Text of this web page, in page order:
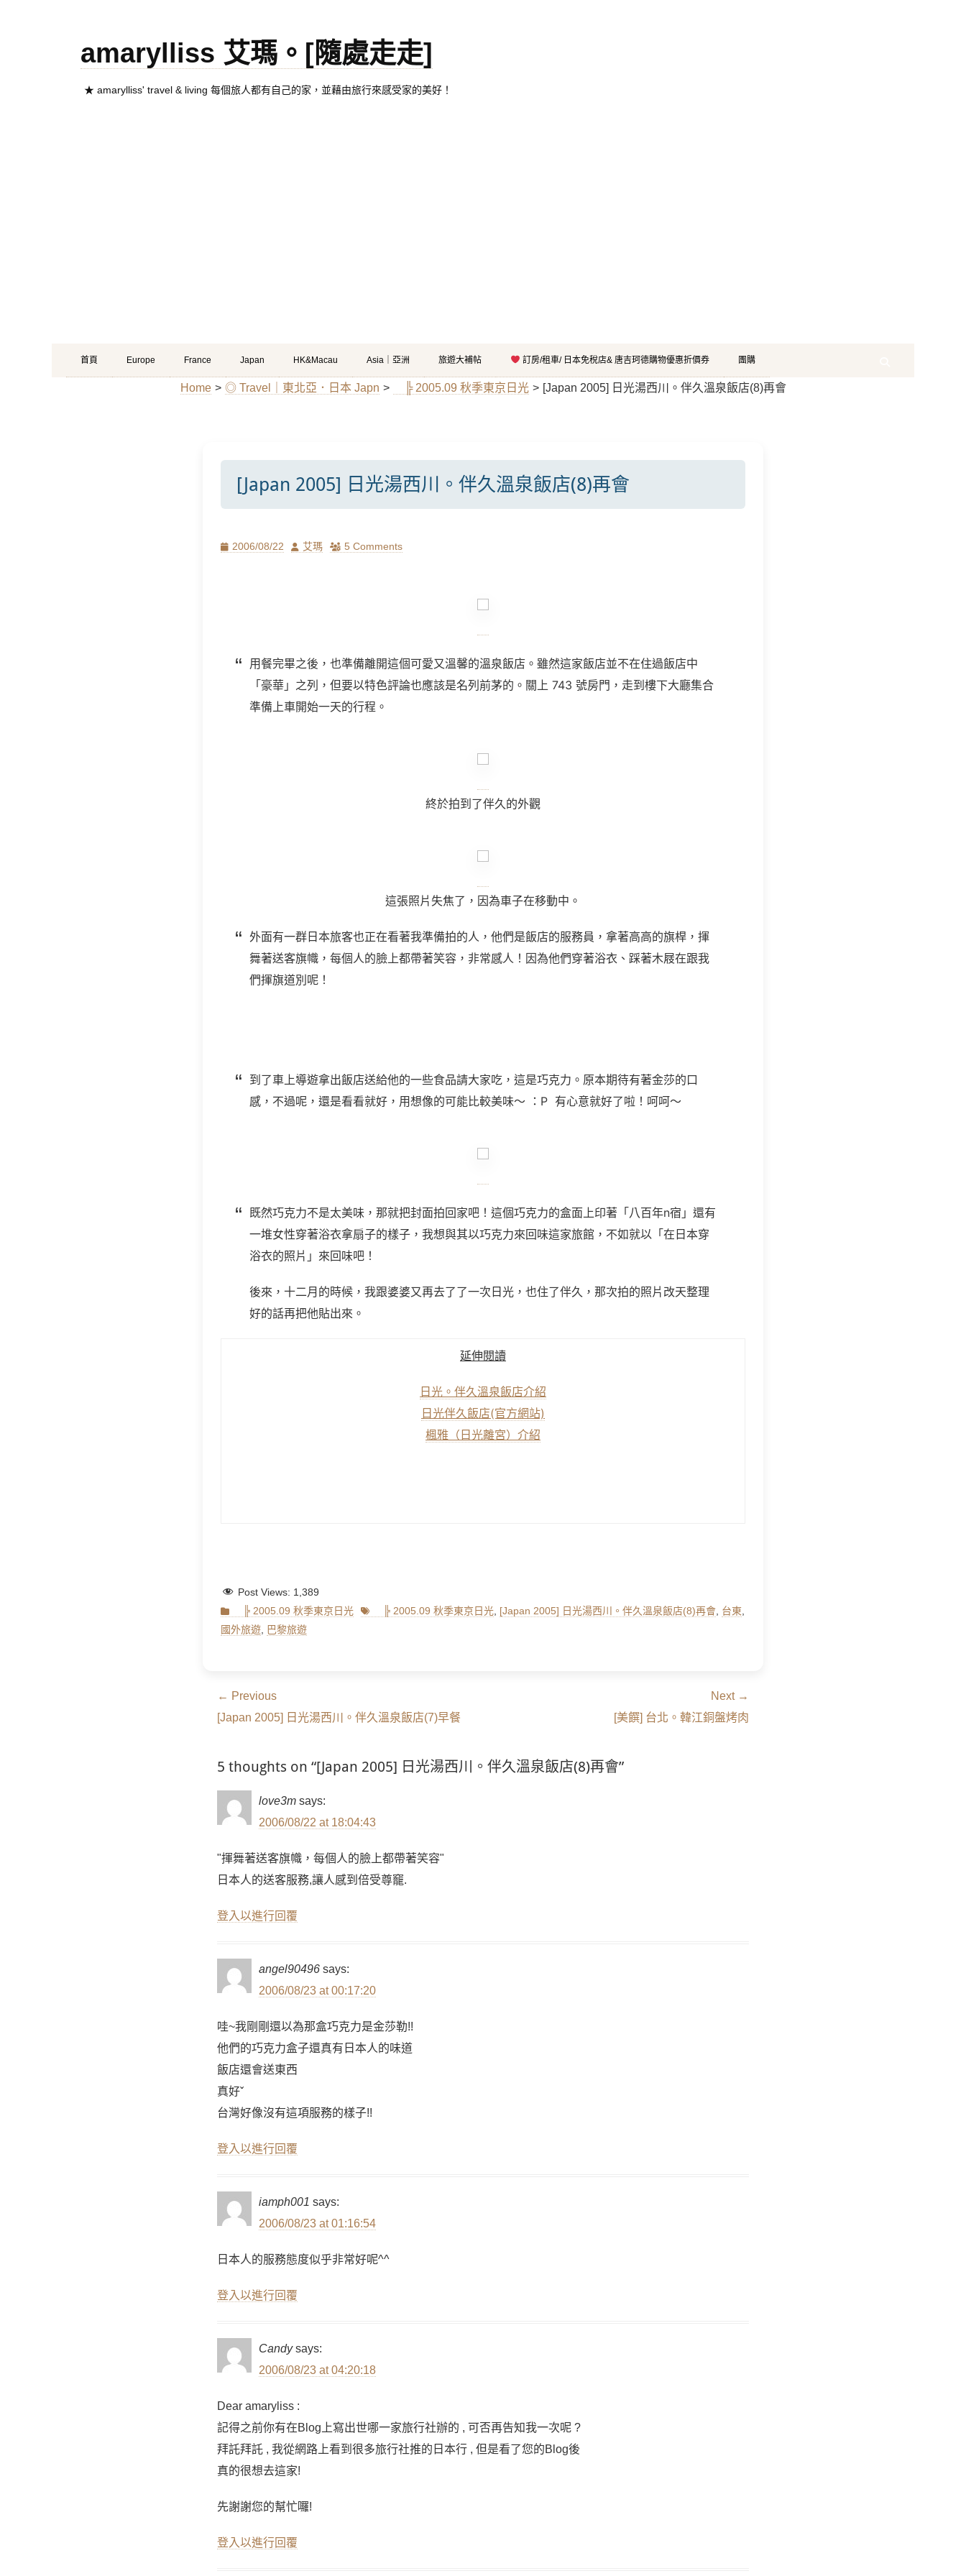
amarylliss 艾瑪。[隨處走走]
★ amarylliss' travel & living 每個旅人都有自己的家，並藉由旅行來感受家的美好！
Primary
Menu
Skip
to
首頁 Europe France Japan HK&Macau Asia｜亞洲 旅遊大補帖 訂房/租車/ 日本免稅店& 唐吉珂德購物優惠折價券 團購
Home > ◎ Travel｜東北亞．日本 Japn > ╠ 2005.09 秋季東京日光 > [Japan 2005] 日光湯西川。伴久溫泉飯店(8)再會
[Japan 2005] 日光湯西川。伴久溫泉飯店(8)再會
Posted
2006/08/22 Author
艾瑪 5 Comments
用餐完畢之後，也準備離開這個可愛又溫馨的溫泉飯店。雖然這家飯店並不在住過飯店中
「豪華」之列，但要以特色評論也應該是名列前茅的。關上 743 號房門，走到樓下大廳集合
準備上車開始一天的行程。
終於拍到了伴久的外觀
這張照片失焦了，因為車子在移動中。
外面有一群日本旅客也正在看著我準備拍的人，他們是飯店的服務員，拿著高高的旗桿，揮
舞著送客旗幟，每個人的臉上都帶著笑容，非常感人！因為他們穿著浴衣、踩著木屐在跟我
們揮旗道別呢！
到了車上導遊拿出飯店送給他的一些食品請大家吃，這是巧克力。原本期待有著金莎的口
感，不過呢，還是看看就好，用想像的可能比較美味～ ：P 有心意就好了啦！呵呵～
既然巧克力不是太美味，那就把封面拍回家吧！這個巧克力的盒面上印著「八百年n宿」還有
一堆女性穿著浴衣拿扇子的樣子，我想與其以巧克力來回味這家旅館，不如就以「在日本穿
浴衣的照片」來回味吧！
後來，十二月的時候，我跟婆婆又再去了了一次日光，也住了伴久，那次拍的照片改天整理
好的話再把他貼出來。
延伸閱讀
日光。伴久溫泉飯店介紹
日光伴久飯店(官方網站)
楓雅（日光離宮）介紹
Post Views: 1,389
Categories
╠ 2005.09 秋季東京日光 Tags ╠ 2005.09 秋季東京日光 [Japan 2005] 日光湯西川。伴久溫泉飯店(8)再會 台東
國外旅遊
巴黎旅遊
文
章
覽
← Previous
Previous
[Japan 2005] 日光湯西川。伴久溫泉飯店(7)早餐
Next →
[美饌] 台北。韓江銅盤烤肉
5 thoughts on “[Japan 2005] 日光湯西川。伴久溫泉飯店(8)再會”
love3m says:
2006/08/22 at 18:04:43
"揮舞著送客旗幟，每個人的臉上都帶著笑容"
日本人的送客服務,讓人感到倍受尊竉.
登入以進行回覆
angel90496 says:
2006/08/23 at 00:17:20
哇~我剛剛還以為那盒巧克力是金莎勒!!
他們的巧克力盒子還真有日本人的味道
飯店還會送東西
真好ˇ
台灣好像沒有這項服務的樣子!!
登入以進行回覆
iamph001 says:
2006/08/23 at 01:16:54
日本人的服務態度似乎非常好呢^^
登入以進行回覆
Candy says:
2006/08/23 at 04:20:18
Dear amaryliss :
記得之前你有在Blog上寫出世哪一家旅行社辦的 , 可否再告知我一次呢 ?
拜託拜託 , 我從網路上看到很多旅行社推的日本行 , 但是看了您的Blog後
真的很想去這家!
先謝謝您的幫忙囉!
登入以進行回覆